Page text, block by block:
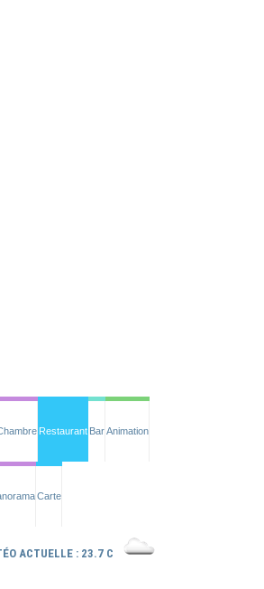
Restaurant BarAnimation
Carte
ACTUELLE : 23.7 C